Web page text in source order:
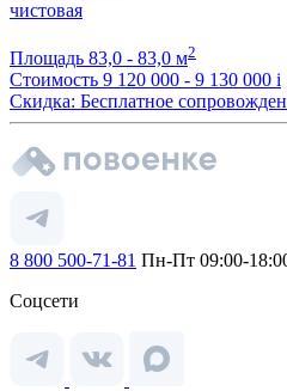
чистовая
Площадь 83,0 - 83,0 м2
Стоимость 9 120 000 - 9 130 000 i
Скидка: Бесплатное
8 800 500-71-81 Пн-Пт 09:00-
Соцсети